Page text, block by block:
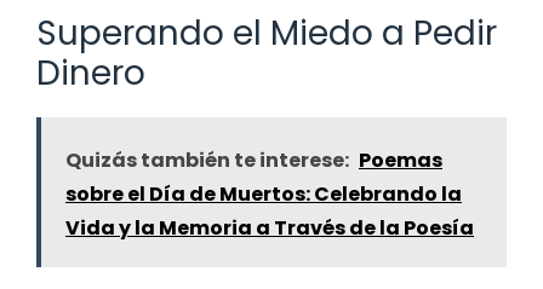
Superando el Miedo a Pedir
Dinero
Quizás también te interese: Poemas
sobre el Día de Muertos: Celebrando la
Vida y la Memoria a Través de la Poesía